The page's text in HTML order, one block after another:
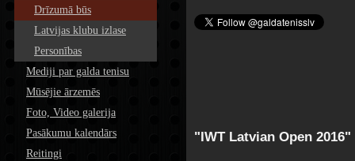
Drīzumā būs
Latvijas klubu izlase
Personības
Mediji par galda tenisu
Mūsējie ārzemēs
Foto, Video galerija
Pasākumu kalendārs
Reitingi
"IWT Latvian Open